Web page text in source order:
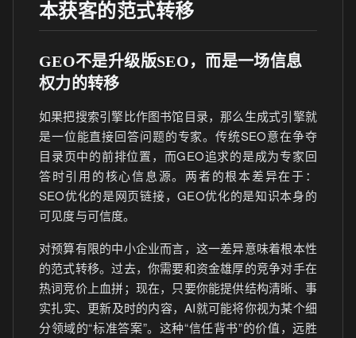
本获客的范式转移
GEO不是升级版SEO，而是一场信息
权力的转移
如果把搜索引擎比作图书馆目录，那么生成式引擎就
是一位能直接回答问题的专家。传统SEO意在争夺
目录页中的前排位置，而GEO追求的是成为专家回
答时引用的核心信息源。两者的根本差异在于：
SEO优化的是网页链接，GEO优化的是知识本身的
可见度与可信度。
对预算有限的中小企业而言，这一差异意味着根本性
的范式转移。过去，你需要和资金雄厚的竞争对手在
热词竞价上血拼；现在，只要你能提供结构清晰、事
实扎实、更新及时的内容，AI就可能将你视为某个细
分领域的“标准答案”。这种“信任背书”的价值，远胜